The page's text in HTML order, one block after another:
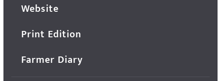
Website
Print Edition
Farmer Diary